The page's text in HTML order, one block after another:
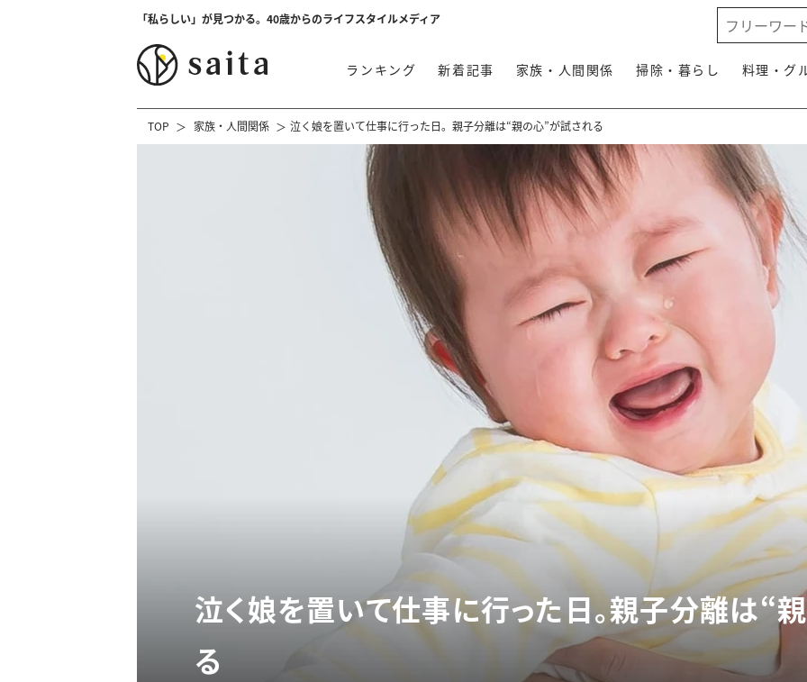
「私らしい」が見つかる。40歳からのライフスタイルメディア
ランキング 新着記事 家族・人間関係 掃除・暮らし 料理・グ
TOP 家族・人間関係 泣く娘を置いて仕事に行った日。親子分離は“親の心”が試される
泣く娘を置いて仕事に行った日。親子分離は“
る